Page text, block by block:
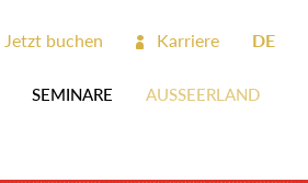
SEMINARE AUSSEERLAND
Jetzt buchen Karriere DE